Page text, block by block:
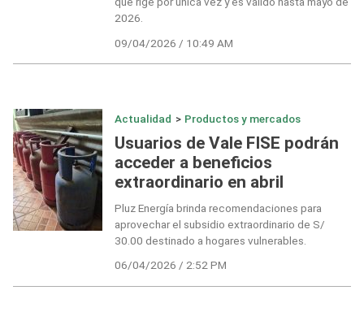
2026.
09/04/2026 / 10:49 AM
Actualidad > Productos y mercados
Usuarios de Vale FISE podrán
acceder a beneficios
extraordinario en abril
Pluz Energía brinda recomendaciones para
aprovechar el subsidio extraordinario de S/
30.00 destinado a hogares vulnerables.
06/04/2026 / 2:52 PM